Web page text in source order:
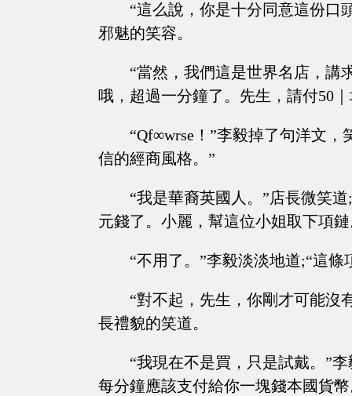
“這么說，你是十分同意這份口
邪魅的笑容。
“當然，我們這是世界名店，講
哦，超過一分鐘了。先生，請付50
“Qf∞wrse！”李毅掉了句洋文
信的經商風格。”
“我是華裔英國人。”店長微笑
元錢了。小麗，幫這位小姐取下項鏈
“不用了。”李毅淡淡地道;“這
“對不起，先生，你剛才可能沒
長禮貌的笑道。
“我現在不是買，只是試戴。”
每分鐘應該支付給你一塊錢本國貨幣